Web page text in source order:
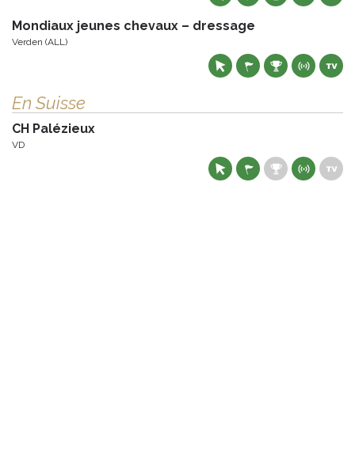
Mondiaux jeunes chevaux – dressage
Verden (ALL)
En Suisse
CH Palézieux
VD